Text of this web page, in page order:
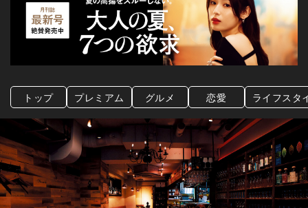
トップ プレミアム グルメ 恋愛 ライフスタ